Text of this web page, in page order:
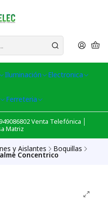
Iluminación Electronica
Ferreteria
Venta Telefónica │
Matriz
y Aislantes Boquillas
Concentrico